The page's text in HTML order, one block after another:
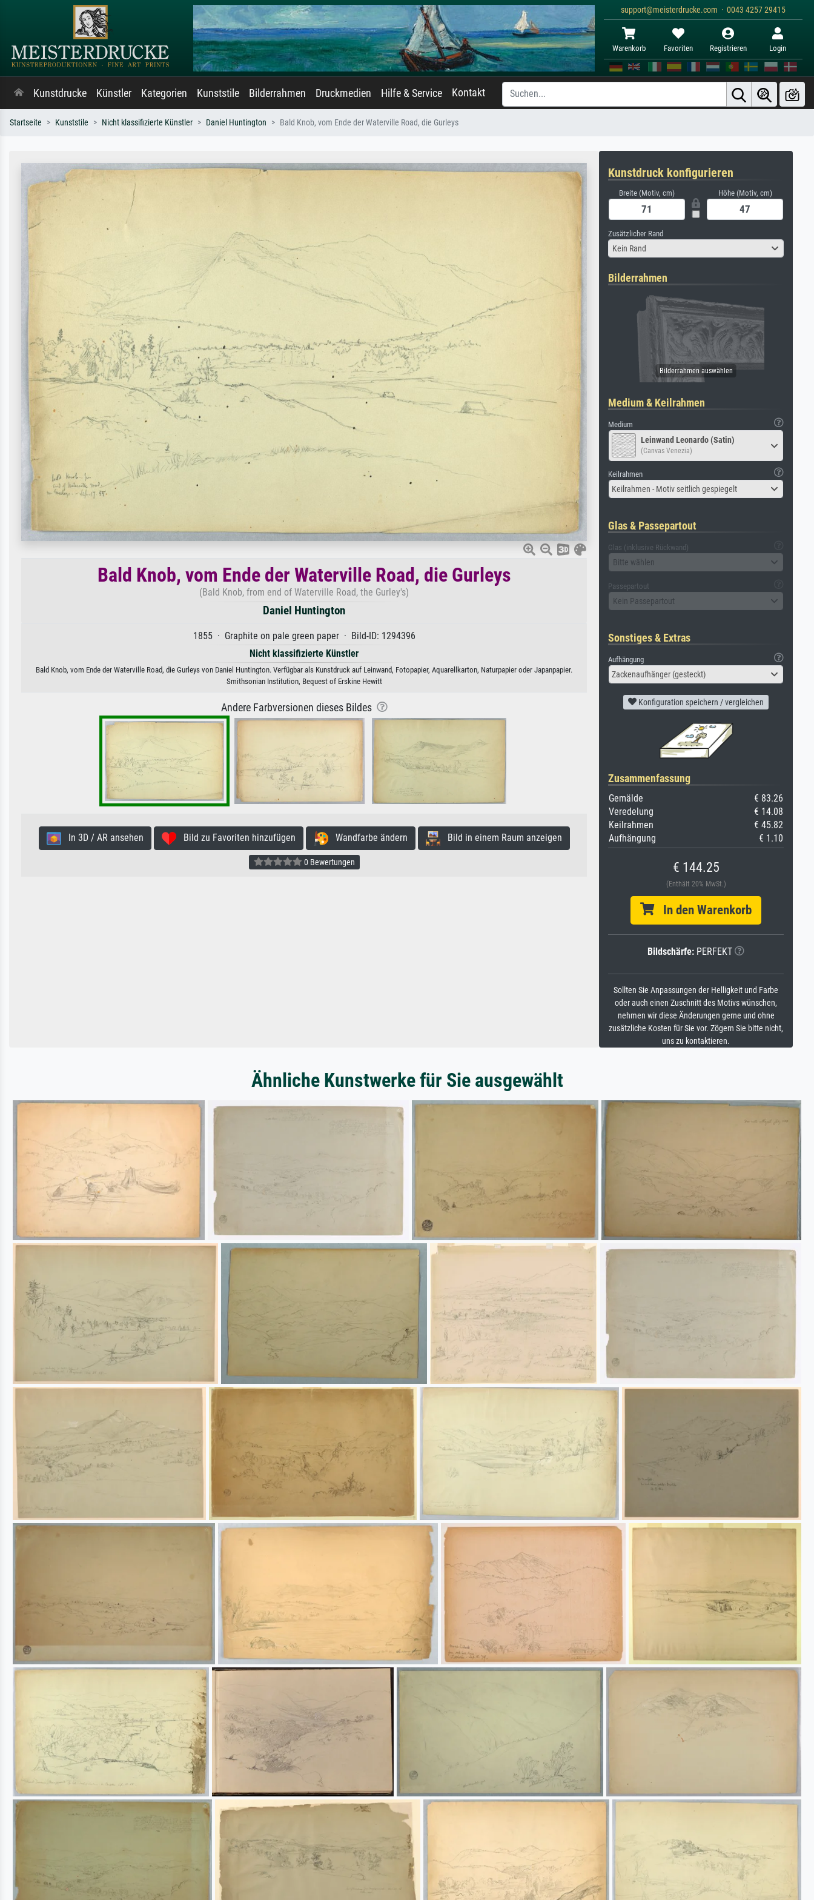
support@meisterdrucke.com · 0043 4257 29415
Warenkorb Favoriten Registrieren Login
Kunstdrucke Künstler Kategorien Kunststile Bilderrahmen Druckmedien Hilfe & Service Kontakt
Startseite Kunststile Nicht klassifizierte Künstler Daniel Huntington Bald Knob, vom Ende der Waterville Road, die Gurleys
Bald Knob, vom Ende der Waterville Road, die Gurleys
(Bald Knob, from end of Waterville Road, the Gurley's)
Daniel Huntington
1855 · Graphite on pale green paper · Bild-ID: 1294396
Nicht klassifizierte Künstler
Bald Knob, vom Ende der Waterville Road, die Gurleys von Daniel Huntington. Verfügbar als Kunstdruck auf Leinwand, Fotopapier, Aquarellkarton, Naturpapier oder Japanpapier.
Smithsonian Institution, Bequest of Erskine Hewitt
Andere Farbversionen dieses Bildes
In 3D / AR ansehen Bild zu Favoriten hinzufügen Wandfarbe ändern Bild in einem Raum anzeigen
0 Bewertungen
Kunstdruck konfigurieren
Breite (Motiv, cm) Höhe (Motiv, cm)
Zusätzlicher Rand
Kein Rand
Bilderrahmen
Medium & Keilrahmen
Medium
Leinwand Leonardo (Satin)
(Canvas Venezia)
Keilrahmen
Keilrahmen - Motiv seitlich gespiegelt
Glas & Passepartout
Glas (inklusive Rückwand)
Bitte wählen
Passepartout
Kein Passepartout
Sonstiges & Extras
Aufhängung
Zackenaufhänger (gesteckt)
Konfiguration speichern / vergleichen
Zusammenfassung
Gemälde
€ 83.26
Veredelung
€ 14.08
Keilrahmen
€ 45.82
Aufhängung
€ 1.10
€ 144.25
(Enthält 20% MwSt.)
In den Warenkorb
Bildschärfe: PERFEKT
Sollten Sie Anpassungen der Helligkeit und Farbe
oder auch einen Zuschnitt des Motivs wünschen,
nehmen wir diese Änderungen gerne und ohne
zusätzliche Kosten für Sie vor. Zögern Sie bitte nicht,
uns zu kontaktieren.
Ähnliche Kunstwerke für Sie ausgewählt